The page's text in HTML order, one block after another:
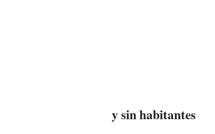
y sin habitantes